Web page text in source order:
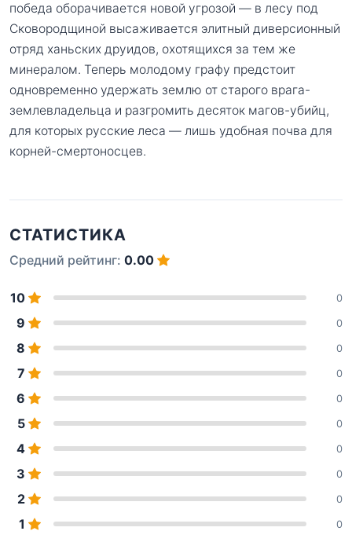
победа оборачивается новой угрозой — в лесу под
Сковородщиной высаживается элитный диверсионный
отряд ханьских друидов, охотящихся за тем же
минералом. Теперь молодому графу предстоит
одновременно удержать землю от старого врага-
землевладельца и разгромить десяток магов-убийц,
для которых русские леса — лишь удобная почва для
корней-смертоносцев.
СТАТИСТИКА
Средний рейтинг: 0.00
10 0
9 0
8 0
7 0
6 0
5 0
4 0
3 0
2 0
1 0